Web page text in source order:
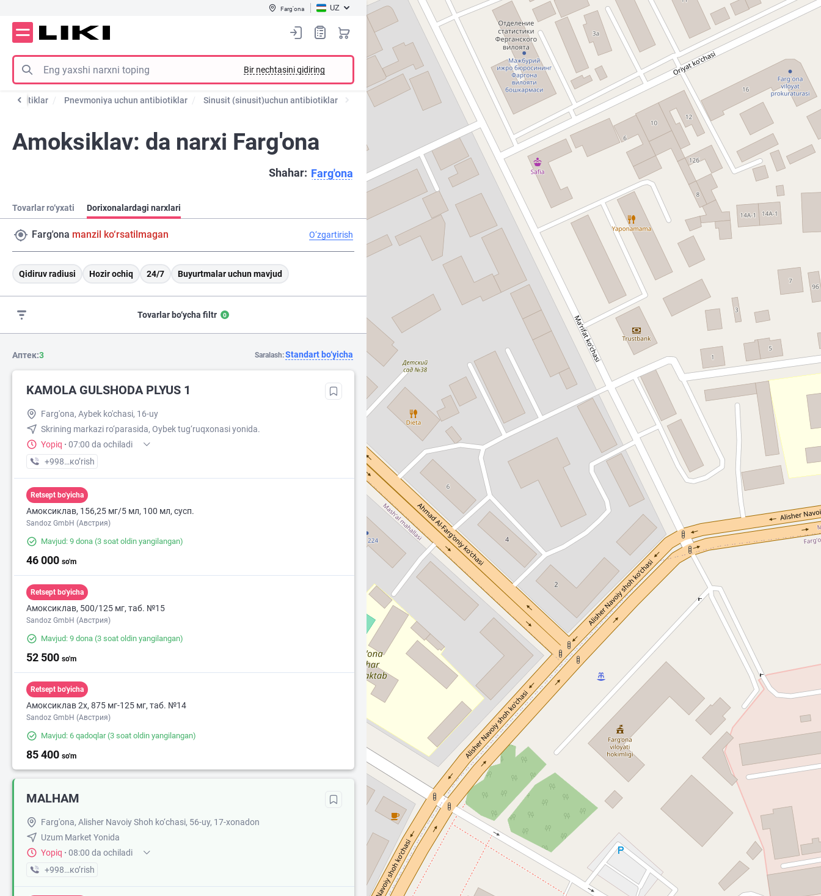
Farg'ona UZ
Bir nechtasini qidiring
Pnevmoniya uchun antibiotiklar Sinusit (sinusit)uchun antibiotiklar
Amoksiklav: da narxi Farg'ona
Shahar: Farg'ona
Tovarlar ro‘yxati Dorixonalardagi narxlari
Farg'ona manzil ko‘rsatilmagan O‘zgartirish
Qidiruv radiusi Hozir ochiq 24/7 Buyurtmalar uchun mavjud
Tovarlar bo‘ycha filtr 0
Аптек:3 Saralash:Standart bo‘yicha
KAMOLA GULSHODA PLYUS 1
Farg'ona, Aybek ko'chasi, 16-uy
Skrining markazi ro‘parasida, Oybek tug‘ruqxonasi yonida.
Yopiq · 07:00 da ochiladi
+998 (91) XXX-XX-XX
кo’rish
Retsept bo'yicha
Амоксиклав, 156,25 мг/5 мл, 100 мл, сусп.
Sandoz GmbH (Австрия)
Mavjud: 9 dona (3 soat oldin yangilangan)
46 000 so'm
Retsept bo'yicha
Амоксиклав, 500/125 мг, таб. №15
Sandoz GmbH (Австрия)
Mavjud: 9 dona (3 soat oldin yangilangan)
52 500 so'm
Retsept bo'yicha
Амоксиклав 2х, 875 мг-125 мг, таб. №14
Sandoz GmbH (Австрия)
Mavjud: 6 qadoqlar(3 soat oldin yangilangan)
85 400 so'm
MALHAM
Farg'ona, Alisher Navoiy Shoh ko‘chasi, 56-uy, 17-xonadon
Uzum Market Yonida
Yopiq · 08:00 da ochiladi
+998 (73) XXX-XX-XX
кo’rish